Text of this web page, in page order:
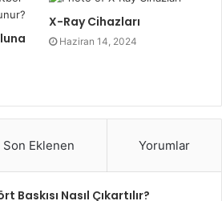
X-Ray Cihazları
Haziran 14, 2024
Son Eklenen Yorumlar
Baskısı Nasıl Çıkartılır?